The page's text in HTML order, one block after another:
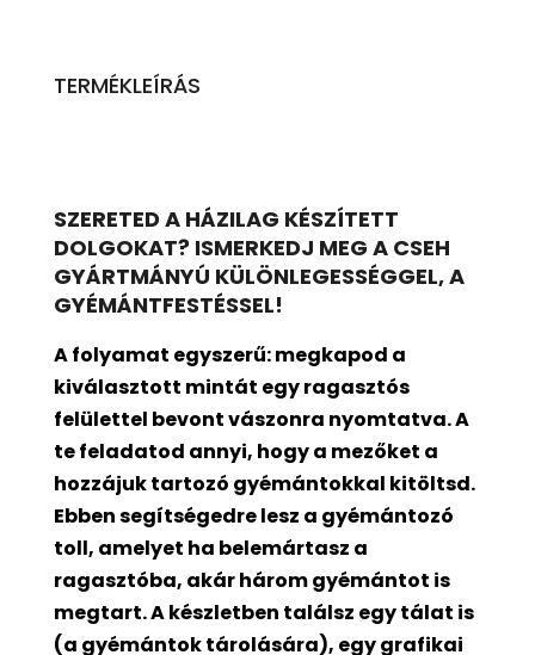
TERMÉKLEÍRÁS
SZERETED A HÁZILAG KÉSZÍTETT
DOLGOKAT? ISMERKEDJ MEG A CSEH
GYÁRTMÁNYÚ KÜLÖNLEGESSÉGGEL, A
GYÉMÁNTFESTÉSSEL!
A folyamat egyszerű: megkapod a
kiválasztott mintát egy ragasztós
felülettel bevontvászonra nyomtatva. A
te feladatod annyi, hogy a mezőket a
hozzájuk tartozó gyémántokkal kitöltsd.
Ebben segítségedre lesz a gyémántozó
toll, amelyet ha belemártasz a
ragasztóba, akár három gyémántot is
megtart. A készletben találsz egy tálat is
(a gyémántok tárolására), egy grafikai